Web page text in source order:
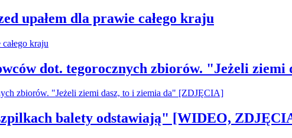
upałem dla prawie całego kraju
dot. tegorocznych zbiorów. "Jeżeli
balety odstawiają" [WIDEO,